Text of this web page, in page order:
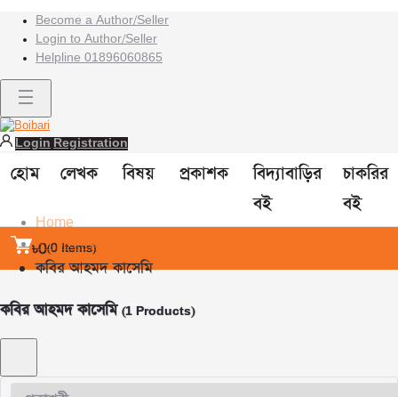
Become a Author/Seller
Login to Author/Seller
Helpline 01896060865
Login Registration
হোম লেখক বিষয় প্রকাশক
বিদ্যাবাড়ির
বই
চাকরির
বই
৳0(0 Items)
Home
All products
কবির আহমদ কাসেমি
কবির আহমদ কাসেমি (1 Products)